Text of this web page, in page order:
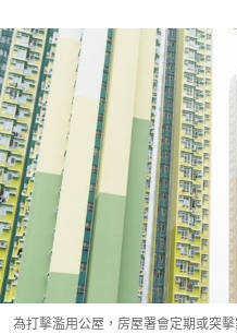
為打擊濫用公屋，房屋署會定期或突擊